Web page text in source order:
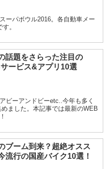
ーパボウル2016。各自動車メー
。
話題をさらった注目の
ービス&アプリ10選
ビーアンドビーetc..今年も多く
ました。本記事では最新のWEB
ブーム到来？超絶オスス
流行の国産バイク10選！